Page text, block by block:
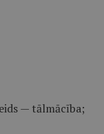
— tālmācība;